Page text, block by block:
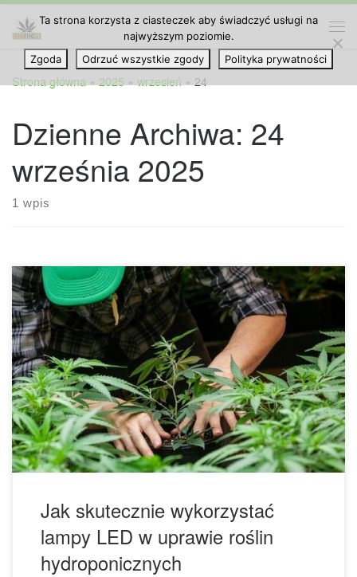
Przejdź do treści
Strona główna » 2025 » wrzesień » 24
Dzienne Archiwa: 24
września 2025
1 wpis
Jak skutecznie wykorzystać lampy LED w uprawie roślin
hydroponicznych Współczesne uprawy roślin indoor
korzystają z technologii, które całkowicie zmieniły sposób
prowadzenia ogrodnictwa. Największą rewolucję przyniosły
lampy LED do uprawy roślin, które zapewniają lepsze plony
i niższe zużycie energii. Ich największą zaletą jest także
ograniczenie ryzyka przegrzewania upraw, co stanowi
częsty problem w przypadku tradycyjnych lamp HPS czy
MH. Jednak LED-y […]
Jak skutecznie wykorzystać
lampy LED w uprawie roślin
hydroponicznych
Ta strona korzysta z ciasteczek aby świadczyć usługi na
najwyższym poziomie.
Zgoda
Odrzuć wszystkie zgody Polityka prywatności